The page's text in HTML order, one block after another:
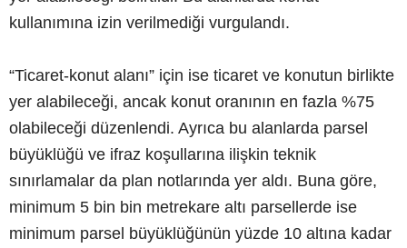
kullanımına izin verilmediği vurgulandı.
“Ticaret-konut alanı” için ise ticaret ve konutun birlikte
yer alabileceği, ancak konut oranının en fazla %75
olabileceği düzenlendi. Ayrıca bu alanlarda parsel
büyüklüğü ve ifraz koşullarına ilişkin teknik
sınırlamalar da plan notlarında yer aldı. Buna göre,
minimum 5 bin bin metrekare altı parsellerde ise
minimum parsel büyüklüğünün yüzde 10 altına kadar